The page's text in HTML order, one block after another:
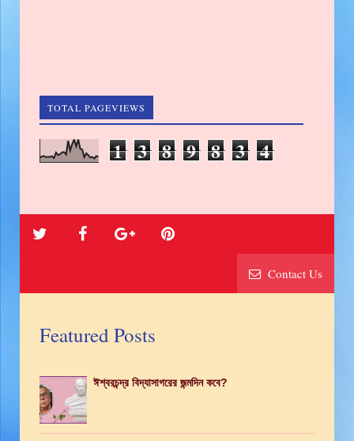
TOTAL PAGEVIEWS
1 3 8 9 8 3 4
Contact Us
Featured Posts
ঈশ্বরচন্দ্র বিদ্যাসাগরের জন্মদিন কবে?